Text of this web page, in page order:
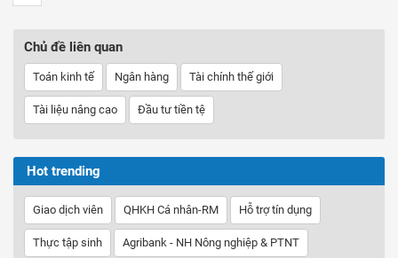
Chủ đề liên quan
Toán kinh tế Ngân hàng Tài chính thế giới
Tài liệu nâng cao Đầu tư tiền tệ
Hot trending
Giao dịch viên QHKH Cá nhân-RM Hỗ trợ tín dụng
Thực tập sinh Agribank - NH Nông nghiệp & PTNT